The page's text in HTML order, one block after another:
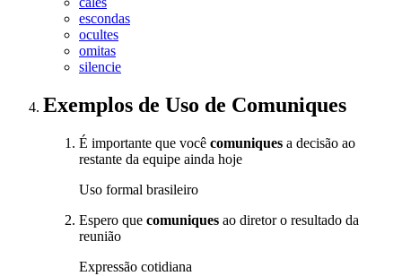
escondas
ocultes
omitas
silencie
Exemplos de Uso de Comuniques
É importante que você comuniques a decisão ao
restante da equipe ainda hoje
Uso formal brasileiro
Espero que comuniques ao diretor o resultado da
reunião
Expressão cotidiana